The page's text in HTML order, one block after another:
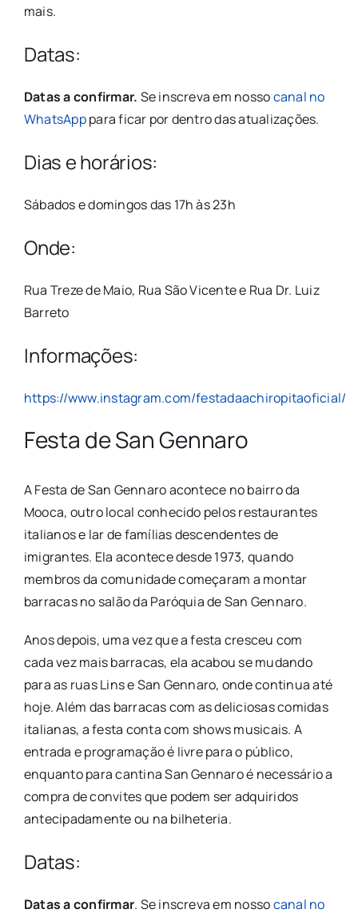
mais.
Datas:
Datas a confirmar. Se inscreva em nossocanal no
WhatsApppara ficar por dentro das atualizações.
Dias e horários:
Sábados e domingos das 17h às 23h
Onde:
Rua Treze de Maio, Rua São Vicente e Rua Dr. Luiz
Barreto
Informações:
https://www.instagram.com/festadaachiropitaoficial/
Festa de San Gennaro
A Festa de San Gennaro acontece no bairro da
Mooca, outro local conhecido pelos restaurantes
italianos e lar de famílias descendentes de
imigrantes. Ela acontece desde 1973, quando
membros da comunidade começaram a montar
barracas no salão da Paróquia de San Gennaro.
Anos depois, uma vez que a festa cresceu com
cada vez mais barracas, ela acabou se mudando
para as ruas Lins e San Gennaro, onde continua até
hoje. Além das barracas com as deliciosas comidas
italianas, a festa conta com shows musicais. A
entrada e programação é livre para o público,
enquanto para cantina San Gennaro é necessário a
compra de convites que podem ser adquiridos
antecipadamente ou na bilheteria.
Datas:
Datas a confirmar. Se inscreva em nossocanal no